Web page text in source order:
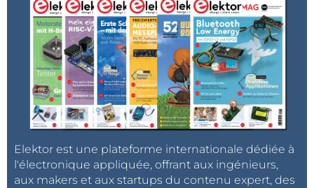
Elektor est une plateforme internationale dédiée à
l'électronique appliquée, offrant aux ingénieurs,
aux makers et aux startups du contenu expert, des